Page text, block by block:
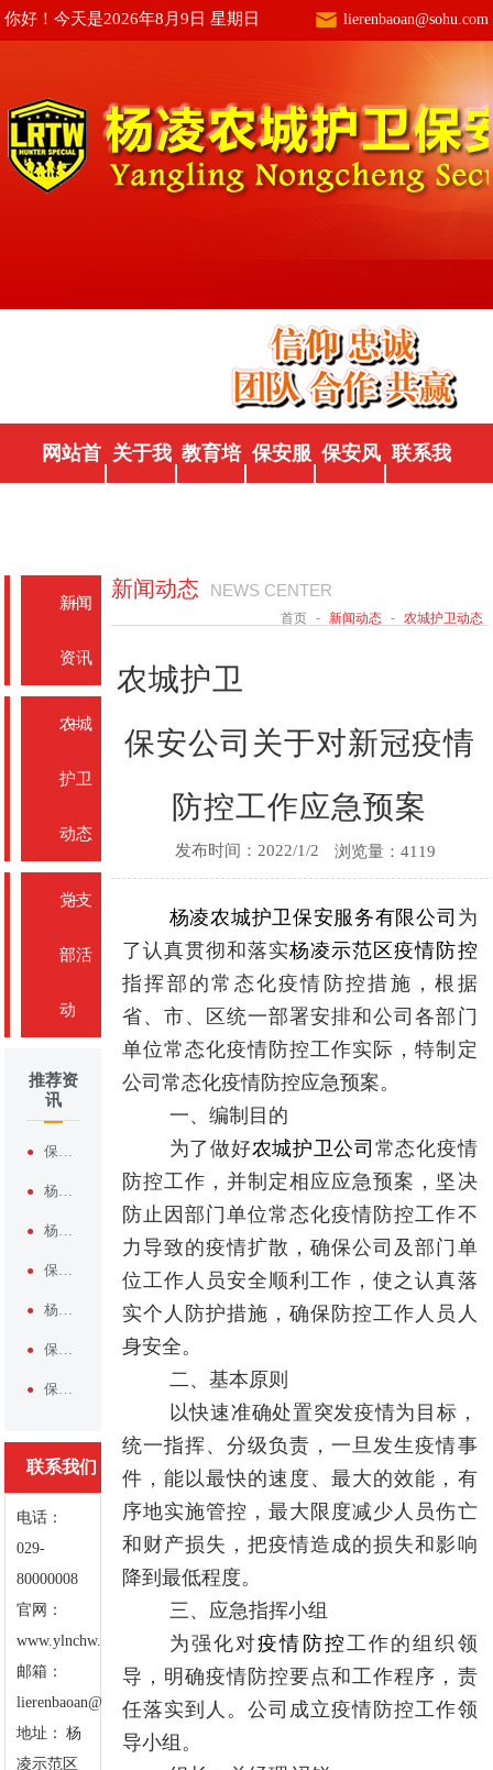
你好！今天是2026年8月9日 星期日 lierenbaoan@sohu.com
网站首 关于我 教育培 保安服 保安风 联系我
新闻
资讯
农城
护卫
动态
党支
部活
动
推荐资
讯
保安要有保安的样子 论形象塑造与服装价值的双向赋能
杨凌企业安保外包优选｜杨凌农城护卫保安服务有限公司专业护航
杨凌临时活动安保服务，认准杨凌农城护卫保安服务有限公司
保安员消防安全防范基础知识
杨凌农城护卫保安服务有限公司——杨凌本土正规安保实力品牌
保安员反恐防暴应急演练方案
保安员责任制度
联系我们
电话：
029-
80000008
官网：
www.ylnchw.com
邮箱：
lierenbaoan@sohu.com
地址： 杨
凌示范区
新闻动态 NEWS CENTER
首页 - 新闻动态 - 农城护卫动态
农城护卫
保安公司关于对新冠疫情
防控工作应急预案
发布时间：2022/1/2 浏览量：4119
杨凌农城护卫保安服务有限公司 为
了认真贯彻和落实杨凌示范区疫情防控
指挥部的常态化疫情防控措施，根据
省、市、区统一部署安排和公司各部门
单位常态化疫情防控工作实际，特制定
公司常态化疫情防控应急预案。
一、编制目的
为了做好农城护卫公司 常态化疫情
防控工作，并制定相应应急预案，坚决
防止因部门单位常态化疫情防控工作不
力导致的疫情扩散，确保公司及部门单
位工作人员安全顺利工作，使之认真落
实个人防护措施，确保防控工作人员人
身安全。
二、基本原则
以快速准确处置突发疫情为目标，
统一指挥、分级负责，一旦发生疫情事
件，能以最快的速度、最大的效能，有
序地实施管控，最大限度减少人员伤亡
和财产损失，把疫情造成的损失和影响
降到最低程度。
三、应急指挥小组
为强化对疫情防控工作的组织领
导，明确疫情防控要点和工作程序，责
任落实到人。公司成立疫情防控工作领
导小组。